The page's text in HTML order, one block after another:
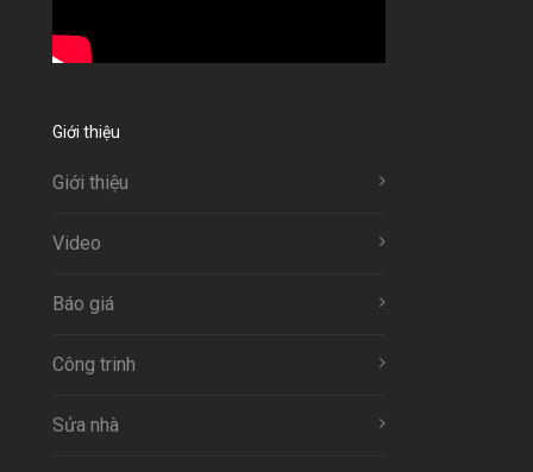
Giới thiệu
Giới thiệu
Video
Báo giá
Công trinh
Sửa nhà